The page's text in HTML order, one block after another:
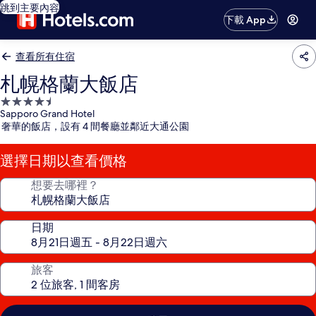
跳到主要內容
下載 App
查看所有住宿
札幌格蘭大飯店
4.5
星
級
住
宿
Sapporo Grand Hotel
奢華的飯店，設有 4 間餐廳並鄰近大通公園
選擇日期以查看價格
想要去哪裡？
日期
旅客